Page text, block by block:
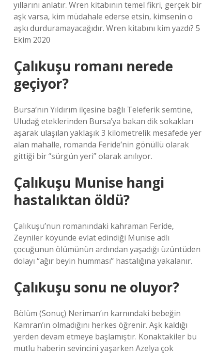
yıllarını anlatır. Wren kitabının temel fikri, gerçek bir
aşk varsa, kim müdahale ederse etsin, kimsenin o
aşkı durduramayacağıdır. Wren kitabını kim yazdı? 5
Ekim 2020
Çalıkuşu romanı nerede
geçiyor?
Bursa’nın Yıldırım ilçesine bağlı Teleferik semtine,
Uludağ eteklerinden Bursa’ya bakan dik sokakları
aşarak ulaşılan yaklaşık 3 kilometrelik mesafede yer
alan mahalle, romanda Feride’nin gönüllü olarak
gittiği bir “sürgün yeri” olarak anılıyor.
Çalıkuşu Munise hangi
hastalıktan öldü?
Çalıkuşu’nun romanındaki kahraman Feride,
Zeyniler köyünde evlat edindiği Munise adlı
çocuğunun ölümünün ardından yaşadığı üzüntüden
dolayı “ağır beyin humması” hastalığına yakalanır.
Çalıkuşu sonu ne oluyor?
Bölüm (Sonuç) Neriman’ın karnındaki bebeğin
Kamran’ın olmadığını herkes öğrenir. Aşk kaldığı
yerden devam etmeye başlamıştır. Konaktakiler bu
mutlu haberin sevincini yaşarken Azelya çok